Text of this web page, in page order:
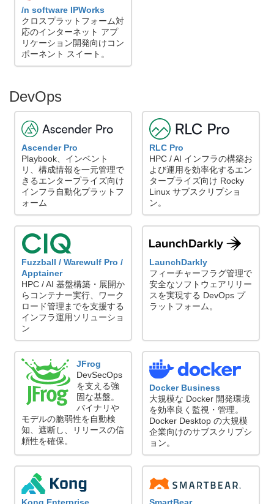
/n software IPWorks
クロスプラットフォーム対
応のインターネット アプ
リケーション開発向けコン
ポーネント スイート。
DevOps
Ascender Pro
Playbook、インベント
リ、構成情報を一元管理で
きるエンタープライズ向け
インフラ自動化プラットフ
ォーム
RLC Pro
HPC / AI インフラの構築お
よび運用を効率化するエン
タープライズ向け Rocky
Linux サブスクリプショ
ン。
Fuzzball / Warewulf Pro /
Apptainer
HPC / AI 基盤構築・展開か
らコンテナー実行、ワーク
ロード管理までを支援する
インフラ運用ソリューショ
ン
LaunchDarkly
フィーチャーフラグ管理で
安全なソフトウェアリリー
スを実現する DevOps プ
ラットフォーム。
JFrog
DevSecOps
を支える強
固な基盤。
バイナリや
モデルの脆弱性を自動検
知、遮断し、リリースの信
頼性を確保。
Docker Business
大規模な Docker 開発環境
を効率良く監視・管理。
Docker Desktop の大規模
企業向けのサブスクリプシ
ョン。